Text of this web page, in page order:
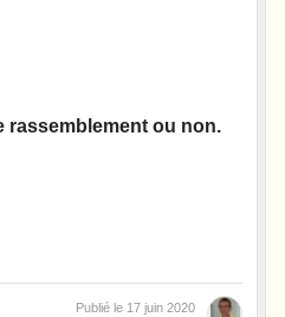
rassemblement ou non.
Publié le 17 juin 2020